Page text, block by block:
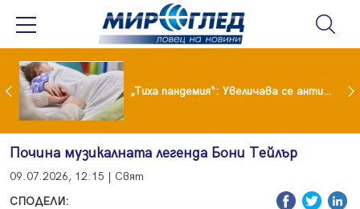
„Тиха пандемия“: Увеличава се антибиотичната резистентност при децата
Почина музикалната легенда Бони Тейлър
09.07.2026, 12:15 | Свят
СПОДЕЛИ: